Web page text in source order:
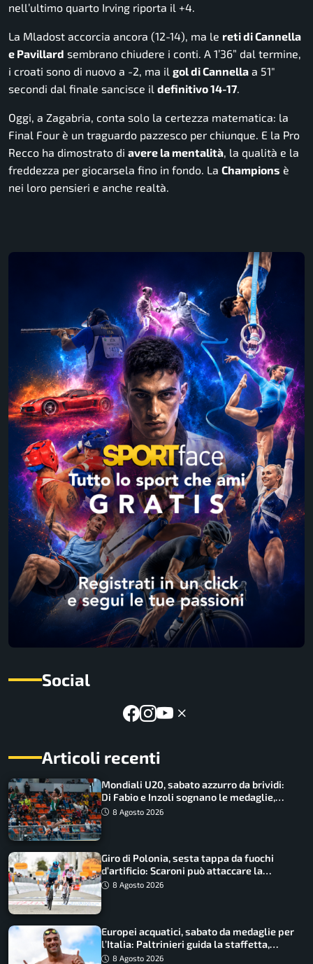
nell’ultimo quarto Irving riporta il +4.
La Mladost accorcia ancora (12-14), ma le reti di Cannella
e Pavillard sembrano chiudere i conti. A 1’36” dal termine,
i croati sono di nuovo a -2, ma il gol di Cannella a 51″
secondi dal finale sancisce il definitivo 14-17.
Oggi, a Zagabria, conta solo la certezza matematica: la
Final Four è un traguardo pazzesco per chiunque. E la Pro
Recco ha dimostrato di avere la mentalità, la qualità e la
freddezza per giocarsela fino in fondo. La Champions è
nei loro pensieri e anche realtà.
Social
Articoli recenti
Mondiali U20, sabato azzurro da brividi:
Di Fabio e Inzoli sognano le medaglie,
Castellani e Succo in finale
8 Agosto 2026
Giro di Polonia, sesta tappa da fuochi
d’artificio: Scaroni può attaccare la
maglia di Lemmen
8 Agosto 2026
Europei acquatici, sabato da medaglie per
l’Italia: Paltrinieri guida la staffetta,
Barnabà sogna l’oro dalle grandi altezze
8 Agosto 2026